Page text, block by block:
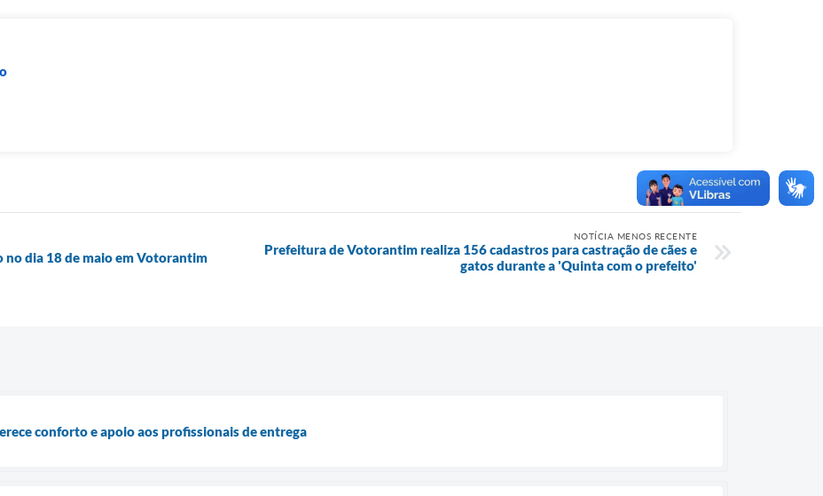
no dia 18 de maio em Votorantim
NOTÍCIA MENOS RECENTE
Prefeitura de Votorantim realiza 156 cadastros para castração de cães e
gatos durante a 'Quinta com o prefeito'
conforto e apoio aos profissionais de entrega